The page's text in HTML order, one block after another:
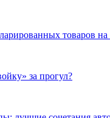
товаров
за прогул?